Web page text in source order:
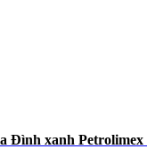
Đình xanh